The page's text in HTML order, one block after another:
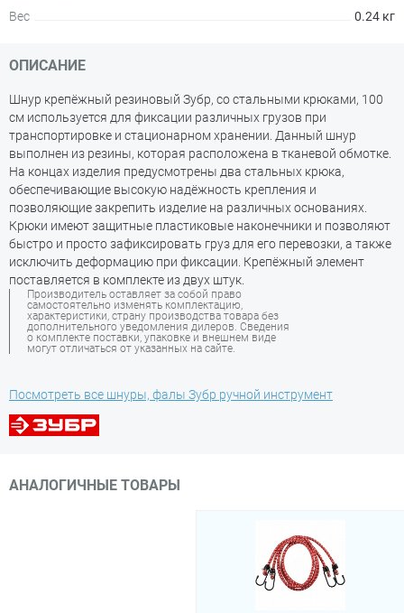
Вес
0.24 кг
ОПИСАНИЕ
Шнур крепёжный резиновый Зубр, со стальными крюками, 100
см используется для фиксации различных грузов при
транспортировке и стационарном хранении. Данный шнур
выполнен из резины, которая расположена в тканевой обмотке.
На концах изделия предусмотрены два стальных крюка,
обеспечивающие высокую надёжность крепления и
позволяющие закрепить изделие на различных основаниях.
Крюки имеют защитные пластиковые наконечники и позволяют
быстро и просто зафиксировать груз для его перевозки, а также
исключить деформацию при фиксации. Крепёжный элемент
поставляется в комплекте из двух штук.
Производитель оставляет за собой право
самостоятельно изменять комплектацию,
характеристики, страну производства товара без
дополнительного уведомления дилеров. Сведения
о комплекте поставки, упаковке и внешнем виде
могут отличаться от указанных на сайте.
Посмотреть все шнуры, фалы Зубр ручной инструмент
АНАЛОГИЧНЫЕ ТОВАРЫ